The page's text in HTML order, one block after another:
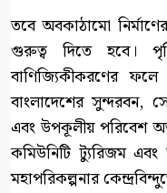
তবে অবকাঠামো
গুরুত্ব দিতে হবে।
বাণিজ্যিকীকরণের ফলে
বাংলাদেশের সুন্দরবন,
এবং উপকূলীয় পরিবেশ
কমিউনিটি ট্যুরিজম
মহাপরিকল্পনার